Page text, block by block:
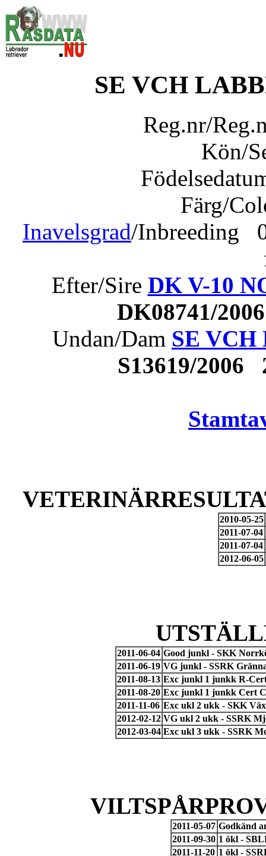
SE VCH
Reg.nr/
Kön/
Färg/
Inavelsgrad/Inbreeding
Efter/Sire DK V-10
DK08741/
Undan/Dam SE VCH
S13619/
2010-05-25
2011-07-04
2011-07-04
2012-06-05
2011-06-04 Good junkl - SKK
2011-06-19 VG junkl - SSRK
2011-08-13 Exc junkl 1 junkk R-
2011-08-20 Exc junkl 1 junkk Cert
2011-11-06 Exc ukl 2 ukk - SKK
2012-02-12 VG ukl 2 ukk - SSRK
2012-03-04 Exc ukl 3 ukk - SSRK
2011-05-07 Godkänd
2011-09-30 1 ökl -
2011-11-20 1 ökl -